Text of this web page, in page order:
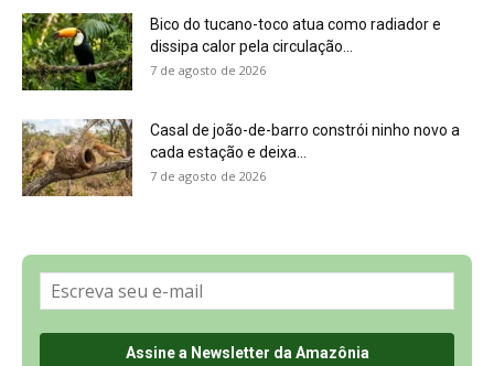
Política de Privacidade, LGPD e RGPD
Últimas Notícias
🌎 Español
©